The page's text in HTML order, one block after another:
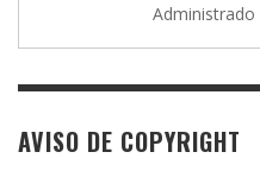
Administrado
AVISO DE COPYRIGHT